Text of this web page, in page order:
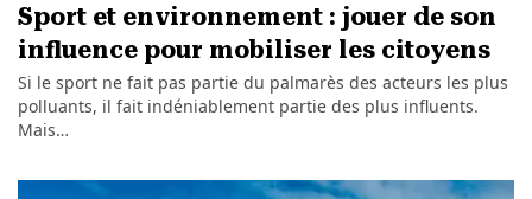
Sport et environnement : jouer de son
influence pour mobiliser les citoyens
Si le sport ne fait pas partie du palmarès des acteurs les plus
polluants, il fait indéniablement partie des plus influents.
Mais…